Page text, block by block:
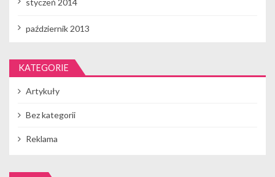
styczeń 2014
październik 2013
KATEGORIE
Artykuły
Bez kategorii
Reklama